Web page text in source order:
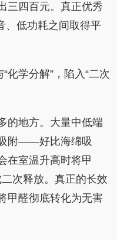
三四百元。真正优秀
、低功耗之间取得平
化学分解”，陷入“二次
的地方。大量中低端
附——好比海绵吸
在室温升高时将甲
次释放。真正的长效
甲醛彻底转化为无害